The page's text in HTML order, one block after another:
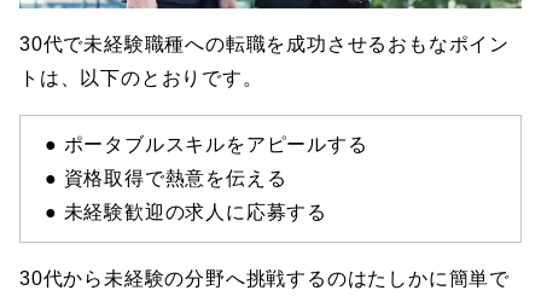
30代で未経験職種への転職を成功させるおもなポイン
トは、以下のとおりです。
● ポータブルスキルをアピールする
● 資格取得で熱意を伝える
● 未経験歓迎の求人に応募する
30代から未経験の分野へ挑戦するのはたしかに簡単で